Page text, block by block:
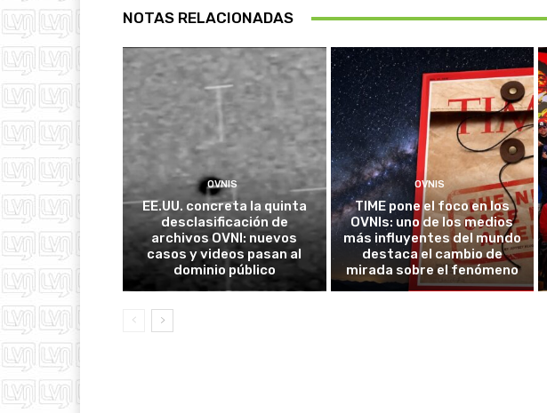
NOTAS RELACIONADAS
OVNIS
EE.UU. concreta la quinta
desclasificación de
archivos OVNI: nuevos
casos y videos pasan al
dominio público
OVNIS
TIME pone el foco en los
OVNIs: uno de los medios
más influyentes del mundo
destaca el cambio de
mirada sobre el fenómeno